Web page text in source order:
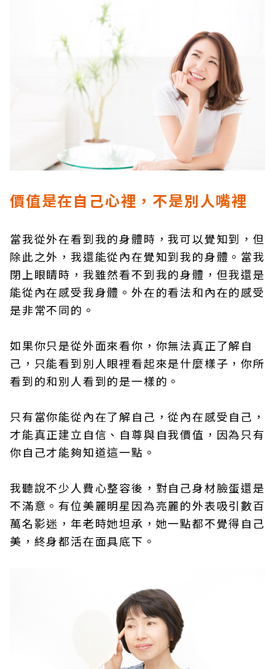
價值是在自己心裡，不是別人嘴裡
當我從外在看到我的身體時，我可以覺知到，但
除此之外，我還能從內在覺知到我的身體。當我
閉上眼睛時，我雖然看不到我的身體，但我還是
能從內在感受我身體。外在的看法和內在的感受
是非常不同的。
如果你只是從外面來看你，你無法真正了解自
己，只能看到別人眼裡看起來是什麼樣子，你所
看到的和別人看到的是一樣的。
只有當你能從內在了解自己，從內在感受自己，
才能真正建立自信、自尊與自我價值，因為只有
你自己才能夠知道這一點。
我聽說不少人費心整容後，對自己身材臉蛋還是
不滿意。有位美麗明星因為亮麗的外表吸引數百
萬名影迷，年老時她坦承，她一點都不覺得自己
美，終身都活在面具底下。